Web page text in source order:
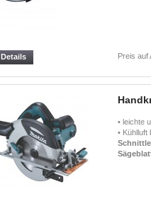
Preis auf
Details
• leichte
• Kühlluft